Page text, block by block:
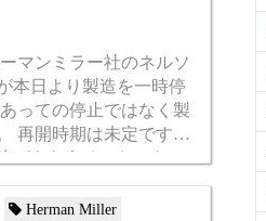
マンミラー社のネルソ
本日より製造を一時停
がもらえるみたいなの
時停止します。 お考
Herman Miller